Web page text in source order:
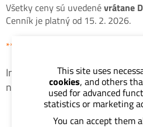
This site uses
cookies, and others
used for advanced
statistics or marketing
You can accept them
Všetky ceny sú uvedenévrátane
Cenník je platný od 15. 2. 2026.
**
Služba je poskytovaná iba so
Informácie o spôsobe
nájdete na stránke